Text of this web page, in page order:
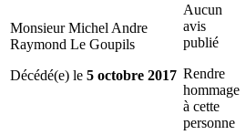
Monsieur Michel Andre
Raymond Le Goupils
Décédé(e) le 5 octobre 2017
Aucun
avis
publié
Rendre
hommage
à cette
personne